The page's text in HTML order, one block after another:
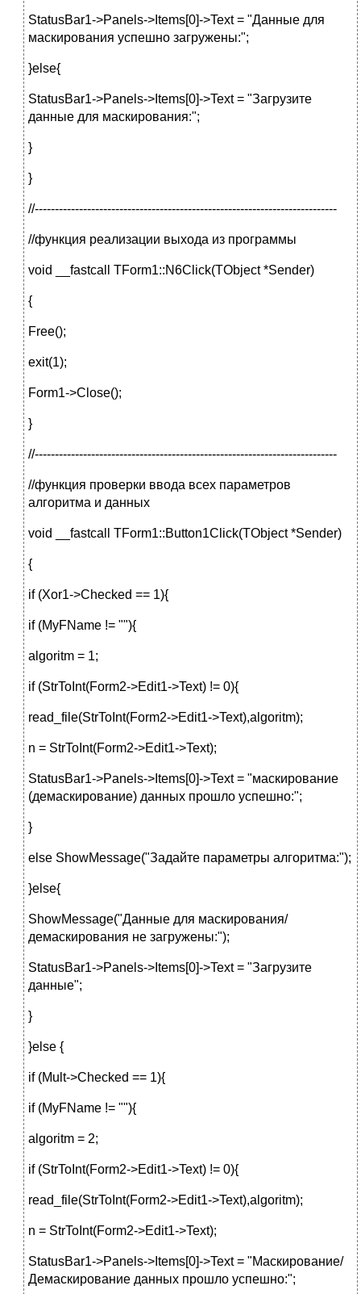
StatusBar1->Panels->Items[0]->Text = "Данные для
маскирования успешно загружены:";
}else{
StatusBar1->Panels->Items[0]->Text = "Загрузите
данные для маскирования:";
}
}
//---------------------------------------------------------------------------
//функция реализации выхода из программы
void __fastcall TForm1::N6Click(TObject *Sender)
{
Free();
exit(1);
Form1->Close();
}
//---------------------------------------------------------------------------
//функция проверки ввода всех параметров
алгоритма и данных
void __fastcall TForm1::Button1Click(TObject *Sender)
{
if (Xor1->Checked == 1){
if (MyFName != ""){
algoritm = 1;
if (StrToInt(Form2->Edit1->Text) != 0){
read_file(StrToInt(Form2->Edit1->Text),algoritm);
n = StrToInt(Form2->Edit1->Text);
StatusBar1->Panels->Items[0]->Text = "маскирование
(демаскирование) данных прошло успешно:";
}
else ShowMessage("Задайте параметры алгоритма:");
}else{
ShowMessage("Данные для маскирования/
демаскирования не загружены:");
StatusBar1->Panels->Items[0]->Text = "Загрузите
данные";
}
}else {
if (Mult->Checked == 1){
if (MyFName != ""){
algoritm = 2;
if (StrToInt(Form2->Edit1->Text) != 0){
read_file(StrToInt(Form2->Edit1->Text),algoritm);
n = StrToInt(Form2->Edit1->Text);
StatusBar1->Panels->Items[0]->Text = "Маскирование/
Демаскирование данных прошло успешно:";